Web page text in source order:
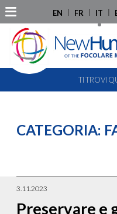
EN FR IT
TI TROVI
CATEGORIA:
3.11.2023
Preservare e